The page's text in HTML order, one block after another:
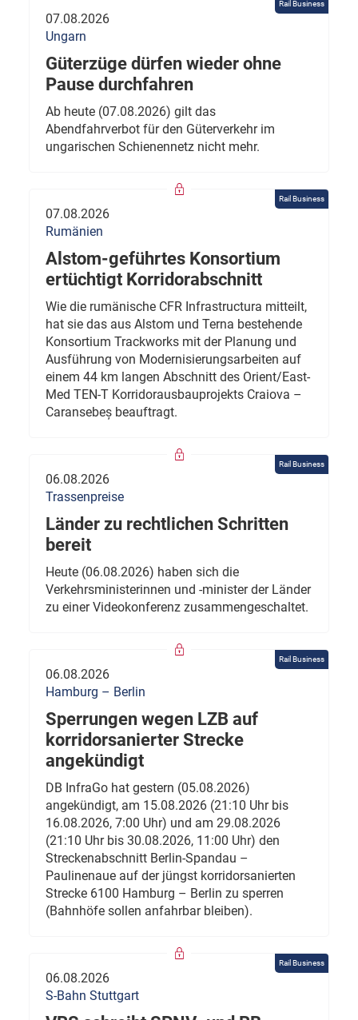
Rail Business
07.08.2026
Ungarn
Güterzüge dürfen wieder ohne
Pause durchfahren
Ab heute (07.08.2026) gilt das
Abendfahrverbot für den Güterverkehr im
ungarischen Schienennetz nicht mehr.
Rail Business
07.08.2026
Rumänien
Alstom-geführtes Konsortium
ertüchtigt Korridorabschnitt
Wie die rumänische CFR Infrastructura mitteilt,
hat sie das aus Alstom und Terna bestehende
Konsortium Trackworks mit der Planung und
Ausführung von Modernisierungsarbeiten auf
einem 44 km langen Abschnitt des Orient/East-
Med TEN-T Korridorausbauprojekts Craiova –
Caransebeș beauftragt.
Rail Business
06.08.2026
Trassenpreise
Länder zu rechtlichen Schritten
bereit
Heute (06.08.2026) haben sich die
Verkehrsministerinnen und -minister der Länder
zu einer Videokonferenz zusammengeschaltet.
Rail Business
06.08.2026
Hamburg – Berlin
Sperrungen wegen LZB auf
korridorsanierter Strecke
angekündigt
DB InfraGo hat gestern (05.08.2026)
angekündigt, am 15.08.2026 (21:10 Uhr bis
16.08.2026, 7:00 Uhr) und am 29.08.2026
(21:10 Uhr bis 30.08.2026, 11:00 Uhr) den
Streckenabschnitt Berlin-Spandau –
Paulinenaue auf der jüngst korridorsanierten
Strecke 6100 Hamburg – Berlin zu sperren
(Bahnhöfe sollen anfahrbar bleiben).
Rail Business
06.08.2026
S-Bahn Stuttgart